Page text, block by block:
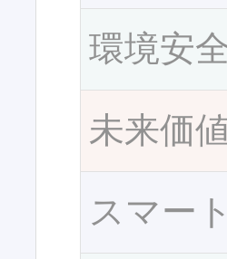
環境安
未来価
スマー